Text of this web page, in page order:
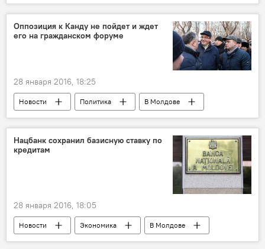
В Молдове
Россия
Республика Молдова
Польша
Александру Чобану
Национальное агентство продовольственной безопасности
схема
сговор
Оппозиция к Канду не пойдет и ждет
его на гражданском форуме
28 января 2016, 18:25
Новости Политика
В Молдове
Республика Молдова
Ренато Усатый
Андриан Канду
оппозиция
Нацбанк сохранил базисную ставку по
кредитам
28 января 2016, 18:05
Новости Экономика
В Молдове
Республика Молдова